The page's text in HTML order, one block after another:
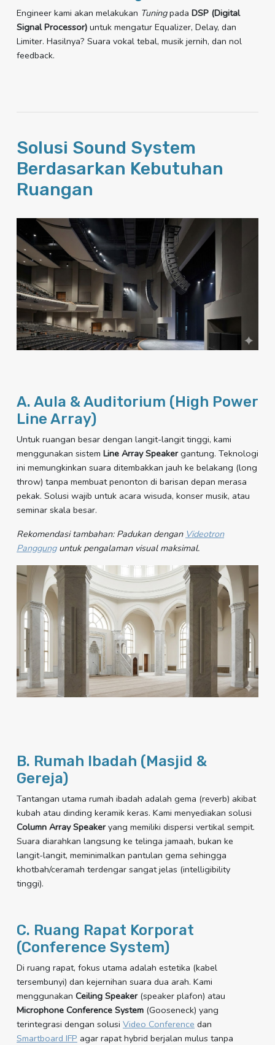
Engineer kami akan melakukan Tuningpada DSP (Digital
Signal Processor) untuk mengatur Equalizer, Delay, dan
Limiter. Hasilnya? Suara vokal tebal, musik jernih, dan nol
feedback.
Solusi Sound System
Berdasarkan Kebutuhan
Ruangan
A. Aula & Auditorium (High Power
Line Array)
Untuk ruangan besar dengan langit-langit tinggi, kami
menggunakan sistem Line Array Speakergantung. Teknologi
ini memungkinkan suara ditembakkan jauh ke belakang (long
throw) tanpa membuat penonton di barisan depan merasa
pekak. Solusi wajib untuk acara wisuda, konser musik, atau
seminar skala besar.
Rekomendasi tambahan: Padukan dengan Videotron
Panggunguntuk pengalaman visual maksimal.
B. Rumah Ibadah (Masjid &
Gereja)
Tantangan utama rumah ibadah adalah gema (reverb) akibat
kubah atau dinding keramik keras. Kami menyediakan solusi
Column Array Speakeryang memiliki dispersi vertikal sempit.
Suara diarahkan langsung ke telinga jamaah, bukan ke
langit-langit, meminimalkan pantulan gema sehingga
khotbah/ceramah terdengar sangat jelas (intelligibility
tinggi).
C. Ruang Rapat Korporat
(Conference System)
Di ruang rapat, fokus utama adalah estetika (kabel
tersembunyi) dan kejernihan suara dua arah. Kami
menggunakan Ceiling Speaker(speaker plafon) atau
Microphone Conference System (Gooseneck) yang
terintegrasi dengan solusi Video Conference dan
Smartboard IFP agar rapat hybrid berjalan mulus tanpa